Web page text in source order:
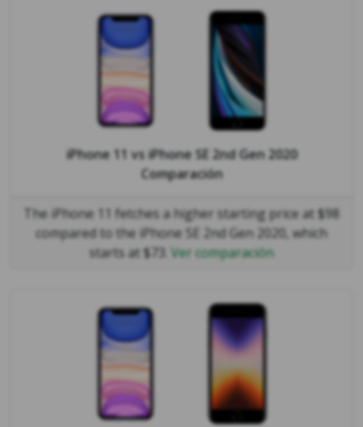
iPhone 11 vsiPhone SE 2nd Gen 2020
Comparación
The iPhone 11 fetches a higher starting price at $98
compared to the iPhone SE 2nd Gen 2020, which
starts at $73. Ver comparación